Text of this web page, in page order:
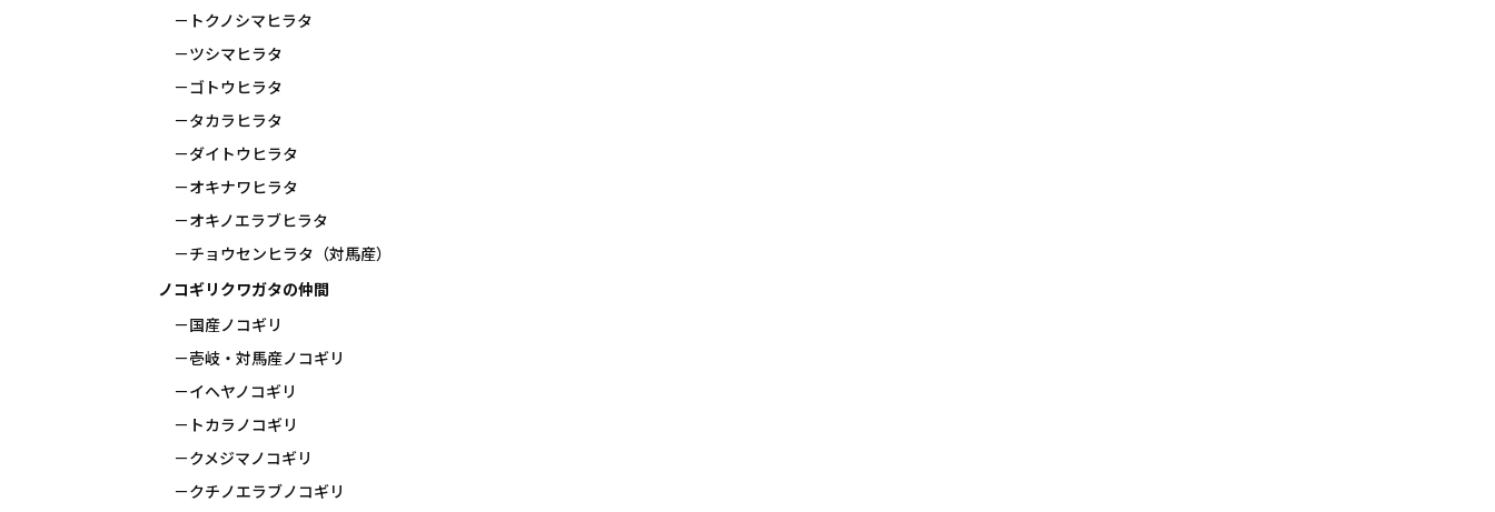
トクノシマヒラタ
ツシマヒラタ
ゴトウヒラタ
タカラヒラタ
ダイトウヒラタ
オキナワヒラタ
オキノエラブヒラタ
チョウセンヒラタ（対馬産）
ノコギリクワガタの仲間
国産ノコギリ
壱岐・対馬産ノコギリ
イヘヤノコギリ
トカラノコギリ
クメジマノコギリ
クチノエラブノコギリ